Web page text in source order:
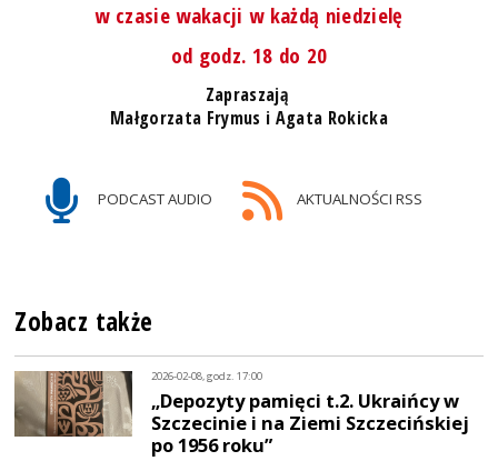
w czasie wakacji w każdą niedzielę
od godz. 18 do 20
Zapraszają
Małgorzata Frymus i Agata Rokicka
PODCAST AUDIO AKTUALNOŚCI RSS
Zobacz także
2026-02-08, godz. 17:00
„Depozyty pamięci t.2. Ukraińcy w
Szczecinie i na Ziemi Szczecińskiej
po 1956 roku”